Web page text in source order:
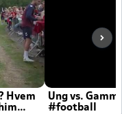
Hvem
Ung vs.
#football